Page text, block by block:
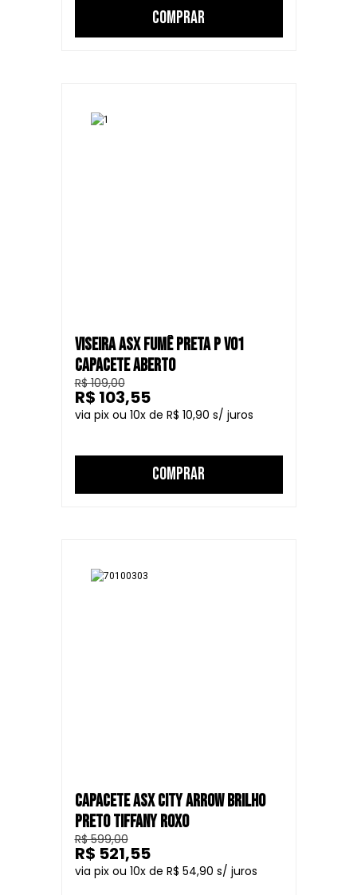
COMPRAR
VISEIRA ASX FUMÊ PRETA P V01
CAPACETE ABERTO
R$ 109,00
10
R$ 10,90
R$ 103,55
COMPRAR
CAPACETE ASX CITY ARROW BRILHO
PRETO TIFFANY ROXO
R$ 599,00
10
R$ 54,90
R$ 521,55